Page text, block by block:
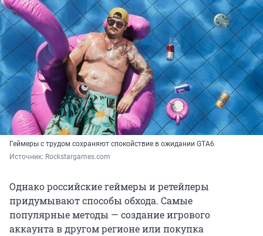
Геймеры с трудом сохраняют спокойствие в ожидании GTA6
Источник: Rockstargames.com
Однако российские геймеры и ретейлеры
придумывают способы обхода. Самые
популярные методы — создание игрового
аккаунта в другом регионе или покупка